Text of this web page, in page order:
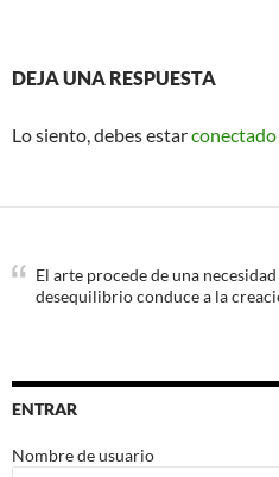
DEJA UNA RESPUESTA
Lo siento, debes estarconectado
El arte procede de una
desequilibrio conduce a la
ENTRAR
Nombre de usuario